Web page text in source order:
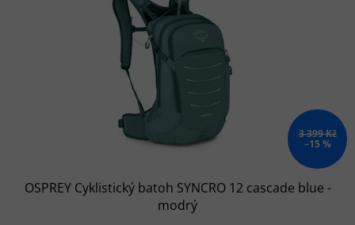
3 399 Kč
–15 %
OSPREY Cyklistický batoh SYNCRO 12 cascade blue -
modrý